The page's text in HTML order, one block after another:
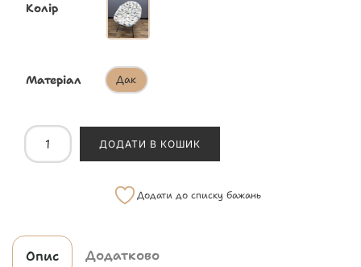
Колір
Матеріал Дак
ДОДАТИ В КОШИК
Додати до списку бажань
Опис Додатково